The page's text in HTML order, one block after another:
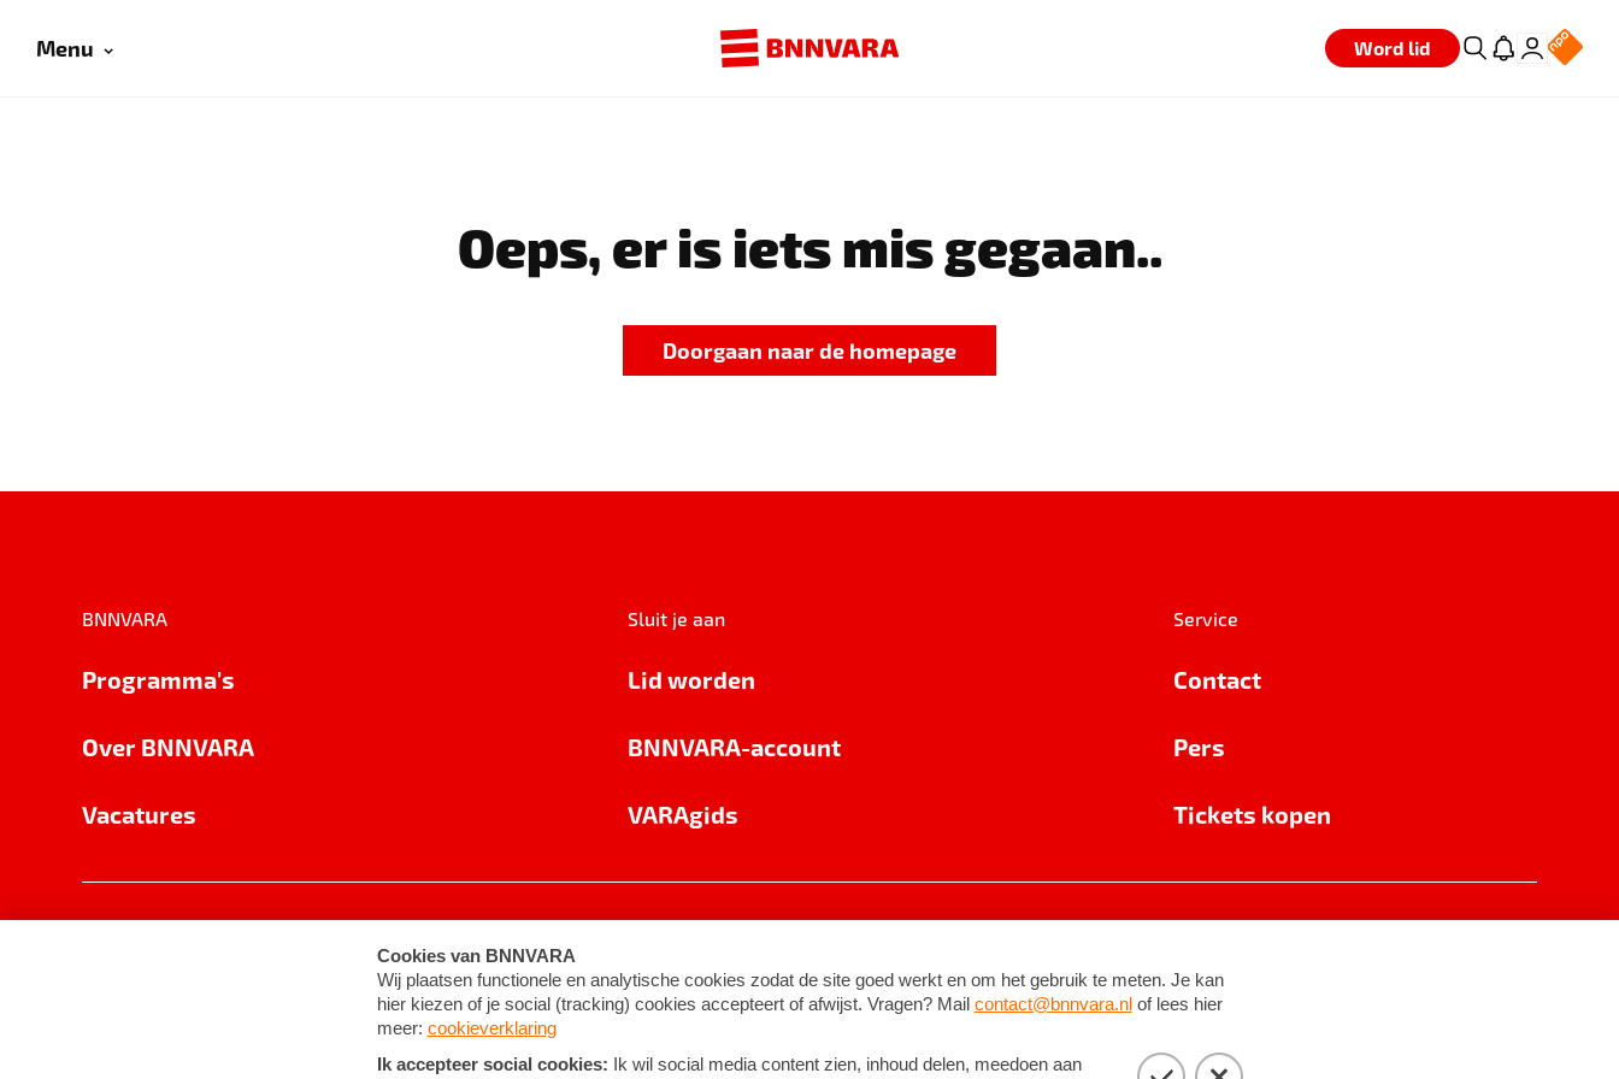
Menu Word lid
Oeps, er is iets mis gegaan..
Doorgaan naar de homepage
BNNVARA
Programma's
Over BNNVARA
Vacatures
Sluit je aan
Lid worden
BNNVARA-account
VARAgids
Service
Contact
Pers
Tickets kopen
Cookie-instellingen Algemene voorwaarden ©2026BNNVARA